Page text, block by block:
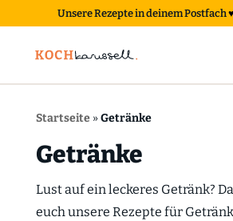
Unsere Rezepte in deinem Postfach♥
Startseite»Getränke
Getränke
Lust auf ein leckeres Getränk?
euch unsere Rezepte für